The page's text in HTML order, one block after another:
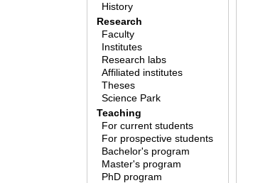
History
Research
Faculty
Institutes
Research labs
Affiliated institutes
Theses
Science Park
Teaching
For current students
For prospective students
Bachelor's program
Master's program
PhD program